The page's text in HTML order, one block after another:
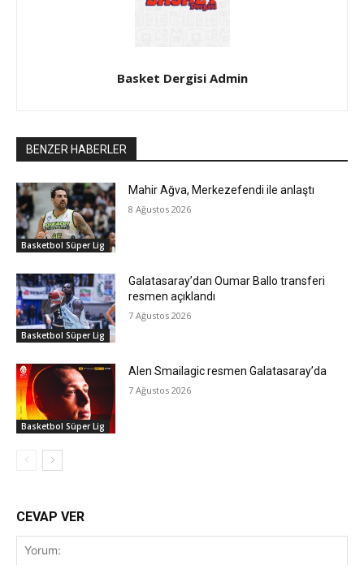
Basket Dergisi Admin
BENZER HABERLER
Basketbol Süper Lig
Mahir Ağva, Merkezefendi ile anlaştı
8 Ağustos 2026
Basketbol Süper Lig
Galatasaray’dan Oumar Ballo transferi
resmen açıklandı
7 Ağustos 2026
Basketbol Süper Lig
Alen Smailagic resmen Galatasaray’da
7 Ağustos 2026
CEVAP VER